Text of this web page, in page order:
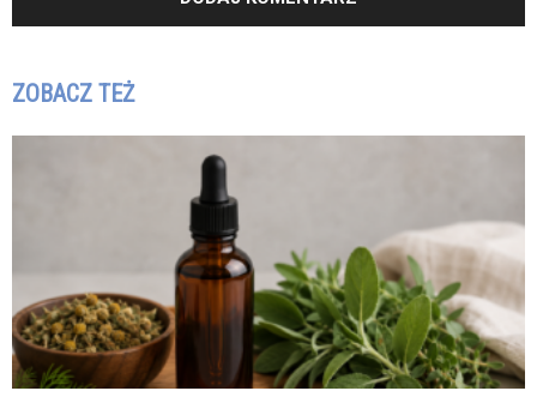
ZOBACZ TEŻ